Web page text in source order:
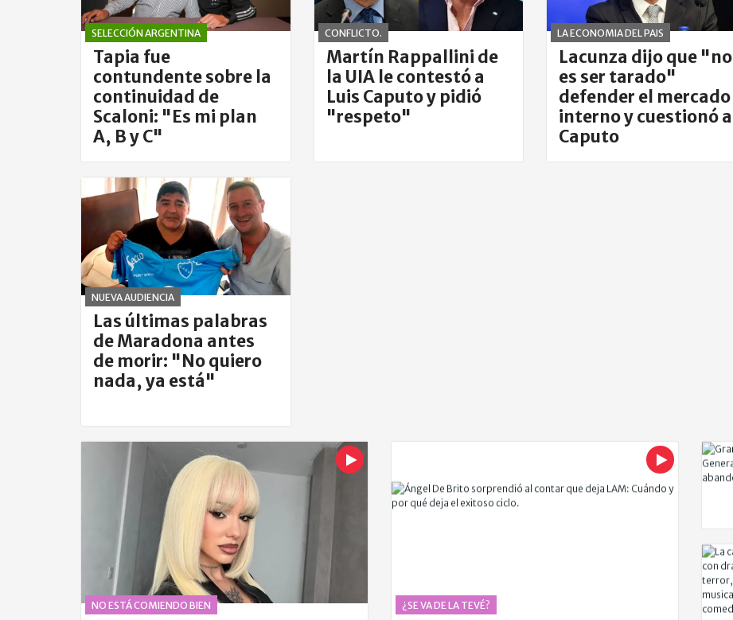
SELECCIÓN ARGENTINA
Tapia fue
contundente sobre la
continuidad de
Scaloni: "Es mi plan
A, B y C"
CONFLICTO.
Martín Rappallini de
la UIA le contestó a
Luis Caputo y pidió
"respeto"
LA ECONOMIA DEL PAIS
Lacunza dijo que "no
es ser tarado"
defender el mercado
interno y cuestionó a
Caputo
NUEVA AUDIENCIA
Las últimas palabras
de Maradona antes
de morir: "No quiero
nada, ya está"
NO ESTÁ COMIENDO BIEN ¿SE VA DE LA TEVÉ?